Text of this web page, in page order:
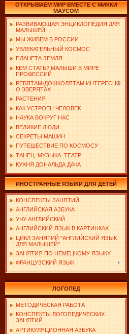
ОТКРЫВАЕМ МИР ВМЕСТЕ С МИККИ
МАУСОМ
РАЗВИВАЮЩАЯ ЭНЦИКЛОПЕДИЯ ДЛЯ
МАЛЫШЕЙ
МЫ ЖИВЕМ В РОССИИ
УВЛЕКАТЕЛЬНЫЙ КОСМОС
ПЛАНЕТА ЗЕМЛЯ
КЕМ СТАТЬ? МАЛЫШИ В МИРЕ
ПРОФЕССИЙ
РЕБЯТАМ-ДОШКОЛЯТАМ ИНТЕРЕСНО
О ЗВЕРЯТАХ
РАСТЕНИЯ
КАК УСТРОЕН ЧЕЛОВЕК
НАУКА ВОКРУГ НАС
ВЕЛИКИЕ ЛЮДИ
СЕКРЕТЫ МАШИН
ПУТЕШЕСТВИЕ ПО КОСМОСУ
ТАНЕЦ. МУЗЫКА. ТЕАТР
КУХНЯ ДОНАЛЬДА ДАКА
ИНОСТРАННЫЕ ЯЗЫКИ ДЛЯ ДЕТЕЙ
КОНСПЕКТЫ ЗАНЯТИЙ
АНГЛИЙСКАЯ АЗБУКА
УЧУ АНГЛИЙСКИЙ
АНГЛИЙСКИЙ ЯЗЫК В КАРТИНКАХ
ЦИКЛ ЗАНЯТИЙ "АНГЛИЙСКИЙ ЯЗЫК
ДЛЯ МАЛЫШЕЙ"
ЗАНЯТИЯ ПО НЕМЕЦКОМУ ЯЗЫКУ
ФРАНЦУЗСКИЙ ЯЗЫК
ЛОГОПЕД
МЕТОДИЧЕСКАЯ РАБОТА
КОНСПЕКТЫ ЛОГОПЕДИЧЕСКИХ
ЗАНЯТИЙ
АРТИКУЛЯЦИОННАЯ АЗБУКА